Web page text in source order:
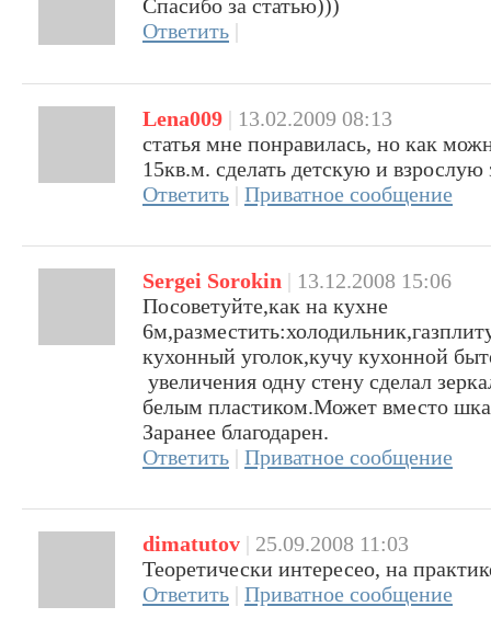
Спасибо за статью)))
Ответить |
Lena009 | 13.02.2009 08:13
статья мне понравилась, но как
15кв.м. сделать детскую и взрослую
Ответить | Приватное сообщение
Sergei Sorokin | 13.12.2008 15:06
Посоветуйте,как на кухне
кухонный уголок,кучу кухонной
увеличения одну стену сделал
белым пластиком.Может вместо
Заранее благодарен.
Ответить | Приватное сообщение
dimatutov | 25.09.2008 11:03
Теоретически интересео, на
Ответить | Приватное сообщение